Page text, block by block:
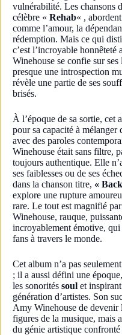
vulnérabilité. Les chansons
célèbre « Rehab« ,
comme l’amour, la
rédemption. Mais ce qui
c’est l’incroyable
Winehouse se confie sur ses
presque une introspection
révèle une partie de ses
brisés.
À l’époque de sa sortie, cet
pour sa capacité à mélanger
avec des paroles
Winehouse était sans filtre,
toujours authentique. Elle
ses faiblesses ou de ses
dans la chanson titre, «
explore une rupture
rare. Le tout est magnifié
Winehouse, rauque,
incroyablement émotive,
fans à travers le monde.
Cet album n’a pas
; il a aussi défini une
les sonorités soul et
génération d’artistes. Son
Amy Winehouse de devenir
figures de la musique, mais
du génie artistique confronté